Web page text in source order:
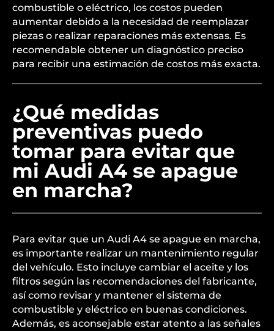
combustible o eléctrico, los costos pueden
aumentar debido a la necesidad de reemplazar
piezas o realizar reparaciones más extensas. Es
recomendable obtener un diagnóstico preciso
para recibir una estimación de costos más exacta.
¿Qué medidas
preventivas puedo
tomar para evitar que
mi Audi A4 se apague
en marcha?
Para evitar que un Audi A4 se apague en marcha,
es importante realizar un mantenimiento regular
del vehículo. Esto incluye cambiar el aceite y los
filtros según las recomendaciones del fabricante,
así como revisar y mantener el sistema de
combustible y eléctrico en buenas condiciones.
Además, es aconsejable estar atento a las señales